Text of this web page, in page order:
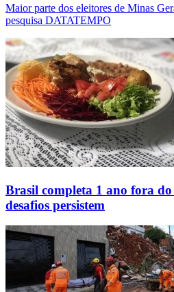
Maior parte dos eleitores de Minas
pesquisa DATATEMPO
Brasil completa 1 ano fora
desafios persistem